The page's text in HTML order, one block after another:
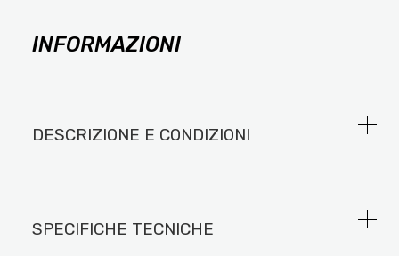
INFORMAZIONI
DESCRIZIONE E CONDIZIONI
SPECIFICHE TECNICHE